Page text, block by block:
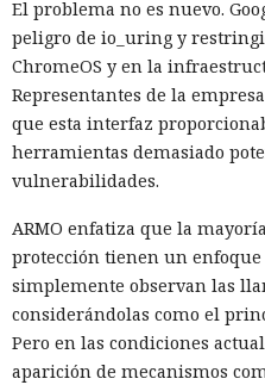
El problema no es nuevo.
peligro de io_uring y
ChromeOS y en la
Representantes de la
que esta interfaz
herramientas demasiado
vulnerabilidades.
ARMO enfatiza que la
protección tienen un
simplemente observan las
considerándolas como el
Pero en las condiciones
aparición de mecanismos